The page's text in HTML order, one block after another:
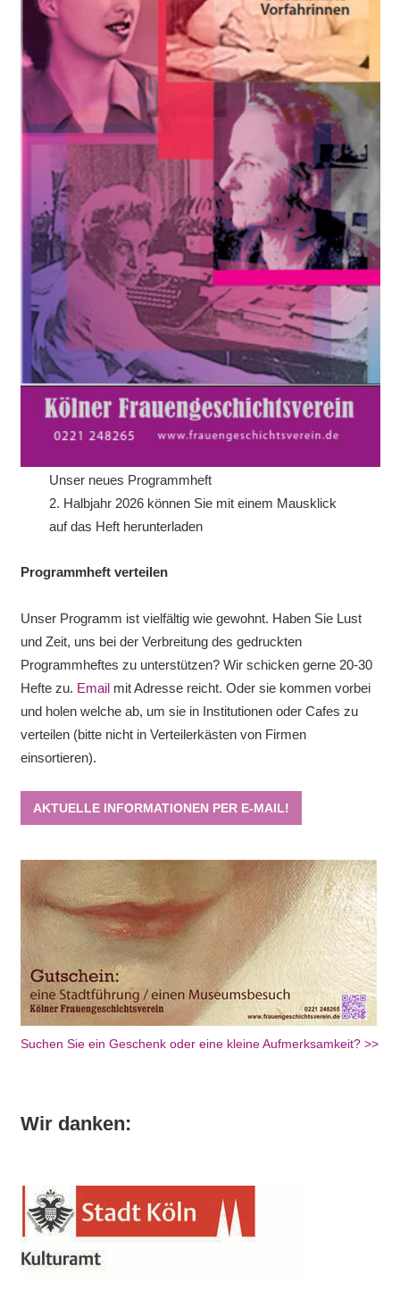
Unser neues Programmheft
2. Halbjahr 2026 können Sie mit einem Mausklick
auf das Heft herunterladen
Programmheft verteilen
Unser Programm ist vielfältig wie gewohnt. Haben Sie Lust
und Zeit, uns bei der Verbreitung des gedruckten
Programmheftes zu unterstützen? Wir schicken gerne 20-30
Hefte zu. Emailmit Adresse reicht. Oder sie kommen vorbei
und holen welche ab, um sie in Institutionen oder Cafes zu
verteilen (bitte nicht in Verteilerkästen von Firmen
einsortieren).
AKTUELLE INFORMATIONEN PER E-MAIL!
Suchen Sie ein Geschenk oder eine kleine Aufmerksamkeit? >>
Wir danken: